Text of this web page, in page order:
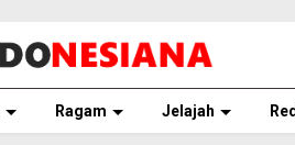
Ragam Jelajah